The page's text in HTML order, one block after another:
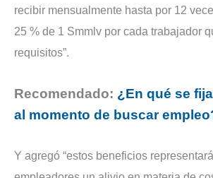
recibir mensualmente hasta por 12
25 % de 1 Smmlv por cada trabajador
requisitos”.
Recomendado: ¿En qué se
al momento de buscar
Y agregó “estos beneficios